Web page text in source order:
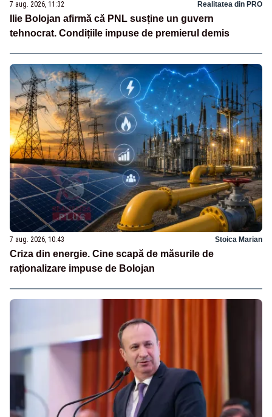
7 aug. 2026, 11:32 Realitatea din PRO
Ilie Bolojan afirmă că PNL susține un guvern
tehnocrat. Condițiile impuse de premierul demis
7 aug. 2026, 10:43 Stoica Marian
Criza din energie. Cine scapă de măsurile de
raționalizare impuse de Bolojan